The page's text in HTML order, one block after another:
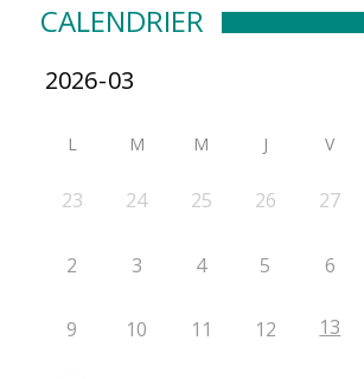
CALENDRIER
L M M J V
23 24 25 26 27
2 3 4 5 6
9 10 11 12 13